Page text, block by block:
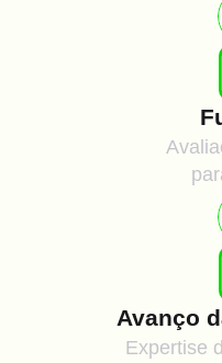
Avanço
Expertise